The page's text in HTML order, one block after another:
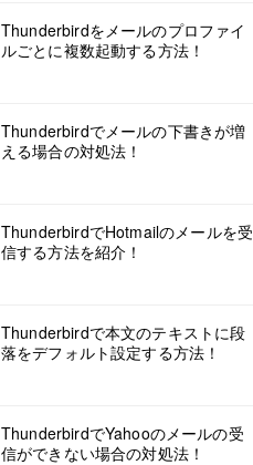
Thunderbirdをメールのプロファイ
ルごとに複数起動する方法！
Thunderbirdでメールの下書きが増
える場合の対処法！
ThunderbirdでHotmailのメールを受
信する方法を紹介！
Thunderbirdで本文のテキストに段
落をデフォルト設定する方法！
ThunderbirdでYahooのメールの受
信ができない場合の対処法！